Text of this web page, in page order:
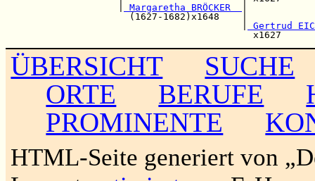
Margaretha BRÖCKER
(1627-1682)x1648    |
Gertrud
ÜBERSICHT
SUCHE
ORTE
BERUFE
PROMINENTE
HTML-Seite generiert von